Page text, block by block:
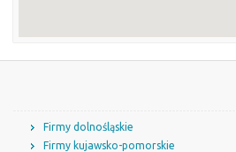
Firmy dolnośląskie
Firmy kujawsko-pomorskie